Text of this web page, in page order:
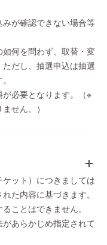
が確認できない場合等
何を問わず、取替・変
だし、抽選申込は抽選
必要となります。（※
せん。）
ット）につきましては
た内容に基づきます。
ことはできません。
あらかじめ指定されて